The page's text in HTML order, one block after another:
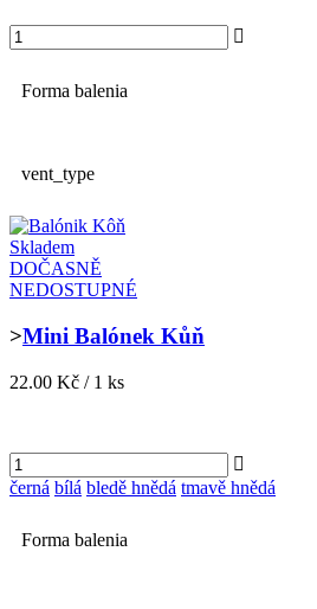
Forma balenia
vent_type
Skladem
DOČASNĚ
NEDOSTUPNÉ
>Mini Balónek Kůň
22.00 Kč / 1 ks
černá bílá bledě hnědá tmavě hnědá
Forma balenia